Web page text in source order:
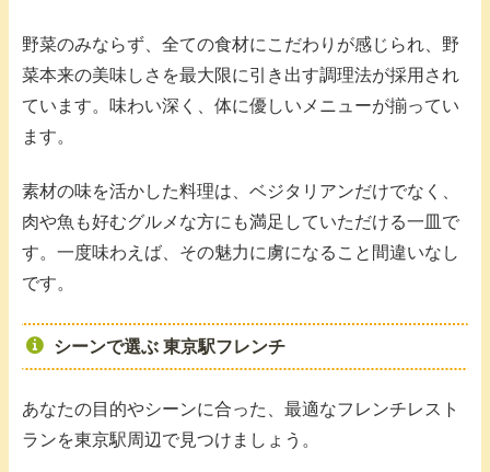
野菜のみならず、全ての食材にこだわりが感じられ、野
菜本来の美味しさを最大限に引き出す調理法が採用され
ています。味わい深く、体に優しいメニューが揃ってい
ます。
素材の味を活かした料理は、ベジタリアンだけでなく、
肉や魚も好むグルメな方にも満足していただける一皿で
す。一度味わえば、その魅力に虜になること間違いなし
です。
シーンで選ぶ 東京駅フレンチ
あなたの目的やシーンに合った、最適なフレンチレスト
ランを東京駅周辺で見つけましょう。